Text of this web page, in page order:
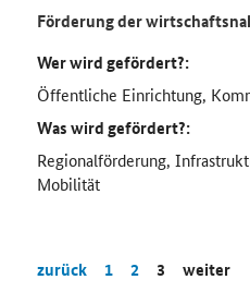
Förderung der
Wer wird gefördert?:
Öffentliche Einrichtung,
Was wird gefördert?:
Regionalförderung,
Mobilität
zurück 1 2 3 weiter